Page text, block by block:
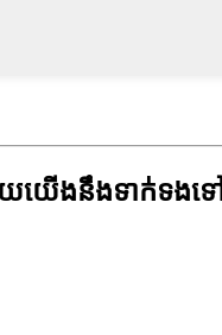
យើងនឹងទាក់ទងទៅ